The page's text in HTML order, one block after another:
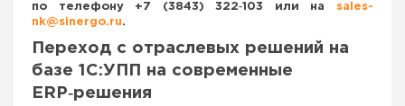
по телефону +7 (3843) 322‑103 или на sales-
nk@sinergo.ru.
Переход с отраслевых решений на
базе 1С:УПП на современные
ERP‑решения